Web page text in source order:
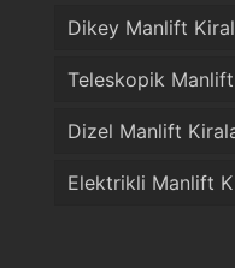
Dikey Manlift
Teleskopik
Dizel Manlift
Elektrikli Manlift